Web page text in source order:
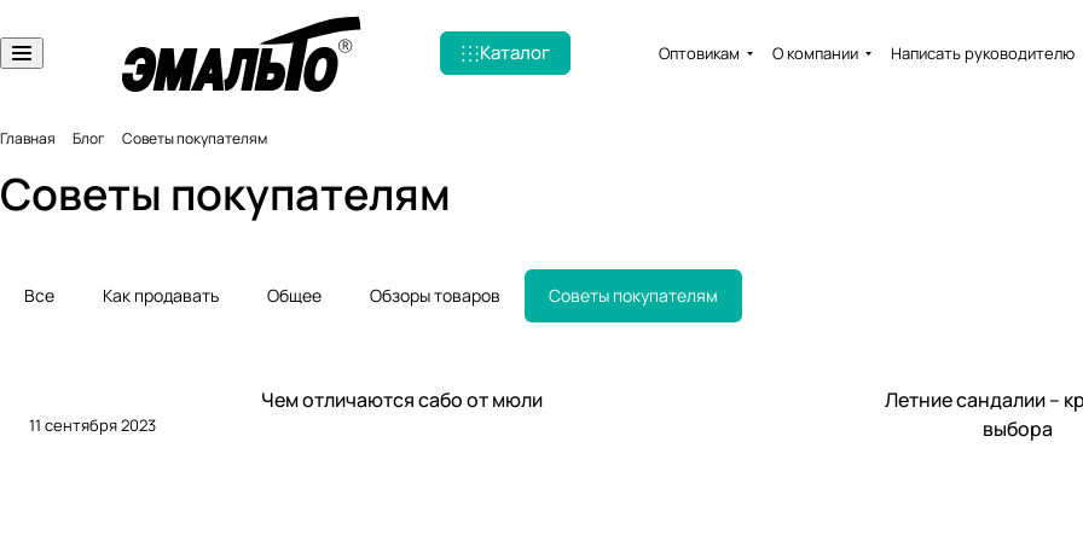
Каталог Оптовикам О компании Написать руководителю
Главная Блог Советы покупателям
Советы покупателям
Все Как продавать Общее Обзоры товаров Советы покупателям
11 сентября 2023
Чем отличаются сабо от мюли Советы покупателям
Летние сандалии –
выбора